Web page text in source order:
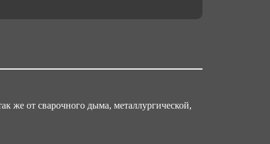
же от сварочного дыма, металлургической,